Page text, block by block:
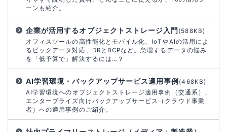
ーンも紹介。
企業が活用するオブジェクトストレージ入門 (588KB)
オフィスツールの高性能化とモバイル化、IoTやAIの活用によ
るビッグデータ対応、DRとBCPなど。急増するデータの悩み
を「低予算で」解決するには…？
AI学習環境・バックアップサービス適用事例(468KB)
AI学習環境へのオブジェクトストレージ適用事例（交通系）、
エンタープライズ向けバックアップサービス（クラウド事業
者）への適用事例のご紹介。